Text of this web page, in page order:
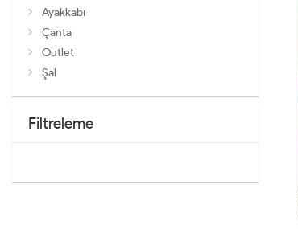
Ayakkabı
Çanta
Outlet
Şal
Filtreleme